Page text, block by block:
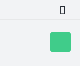
košík